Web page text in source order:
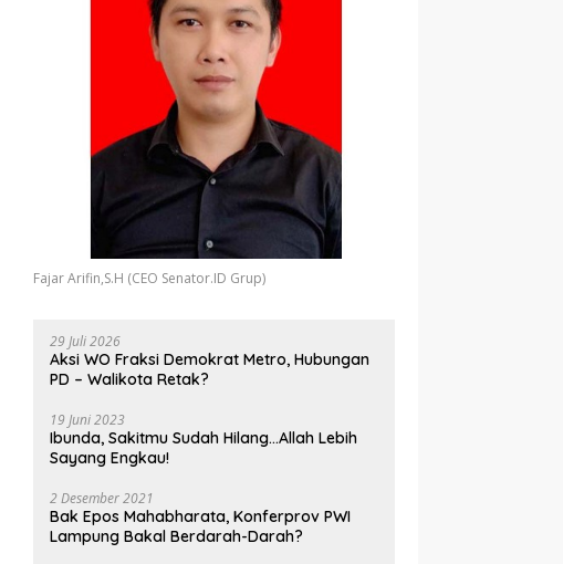
Fajar Arifin,S.H (CEO Senator.ID Grup)
29 Juli 2026
Aksi WO Fraksi Demokrat Metro, Hubungan
PD – Walikota Retak?
19 Juni 2023
Ibunda, Sakitmu Sudah Hilang…Allah Lebih
Sayang Engkau!
2 Desember 2021
Bak Epos Mahabharata, Konferprov PWI
Lampung Bakal Berdarah-Darah?